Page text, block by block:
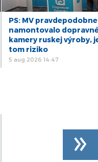
sa mohlo
nového sídla
NKÚ o
klame,
PS: MV pravdepodobne
namontovalo
kamery ruskej výroby,
tom riziko
5 aug 2026 14:47
»